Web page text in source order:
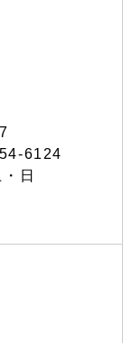
6124
日